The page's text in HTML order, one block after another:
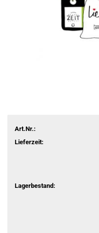
Art.Nr.:
Lieferzeit:
Lagerbestand: